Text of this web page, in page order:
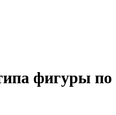
фигуры по